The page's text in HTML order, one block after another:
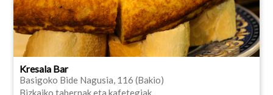
Kresala Bar
Basigoko Bide Nagusia, 116 (Bakio)
Bizkaiko tabernak eta kafetegiak